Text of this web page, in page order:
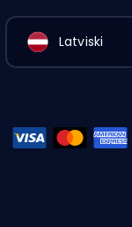
Latviski